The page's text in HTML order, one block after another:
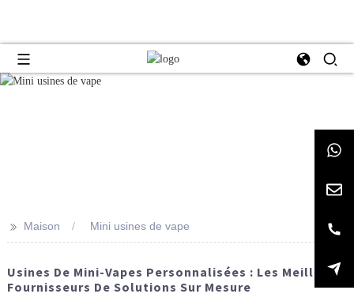
>> Maison Mini usines de vape
Usines De Mini-Vapes Personnalisées : Les Meilleurs
Fournisseurs De Solutions Sur Mesure